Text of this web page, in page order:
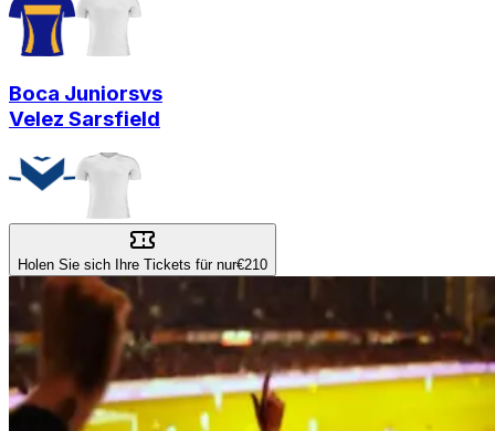
Boca Juniorsvs
Velez Sarsfield
Holen Sie sich Ihre Tickets für nur€210